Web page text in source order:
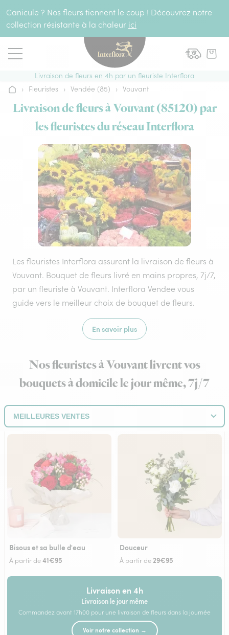
Canicule ? Nos fleurs tiennent le coup ! Découvrez notre
collection résistante à la chaleur ici
Livraison de fleurs en 4h par un fleuriste Interflora
Accueil
› Fleuristes › Vendée (85) › Vouvant
Livraison de fleurs à Vouvant (85120) par
les fleuristes du réseau Interflora
Les fleuristes Interflora assurent la livraison de fleurs à
Vouvant. Bouquet de fleurs livré en mains propres, 7j/7,
par un fleuriste à Vouvant. Interflora Vendee vous
guide vers le meilleur choix de bouquet de fleurs.
En savoir plus
Nos fleuristes à Vouvant livrent vos
bouquets à domicile le jour même, 7j/7
Bisous et sa bulle d'eau
À partir de41€95
Douceur
À partir de29€95
Livraison en 4h
Livraison le jour même
Commandez avant 17h00 pour une livraison de fleurs dans la journée
Voir notre collection →